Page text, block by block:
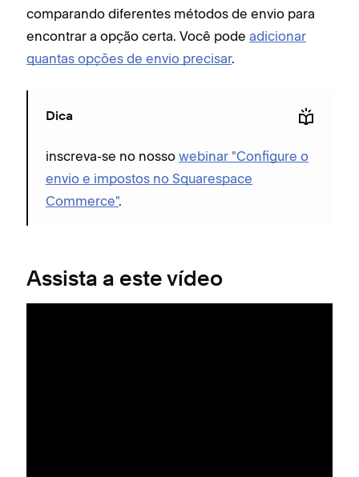
comparando diferentes métodos de envio para
encontrar a opção certa. Você pode adicionar
quantas opções de envio precisar.
Dica
inscreva-se no nosso webinar "Configure o
envio e impostos no Squarespace
Commerce".
Assista a este vídeo